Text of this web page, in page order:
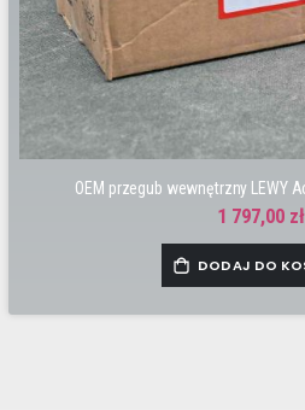
OEM przegub wewnętrzny LEWY
1 797,00 zł
DODAJ DO